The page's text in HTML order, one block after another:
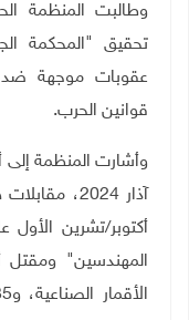
وطالبت المنظمة
تحقيق "المحكمة
عقوبات موجهة ضد
قوانين الحرب.
وأشارت المنظمة إلى
أكتوبر/تشرين
المهندسين" ومقتل